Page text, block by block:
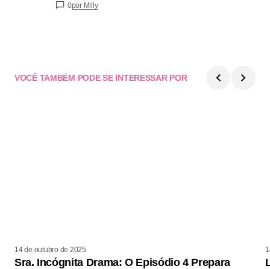
0por Milly
VOCÊ TAMBÉM PODE SE INTERESSAR POR
14 de outubro de 2025
Sra. Incógnita Drama: O Episódio 4 Prepara